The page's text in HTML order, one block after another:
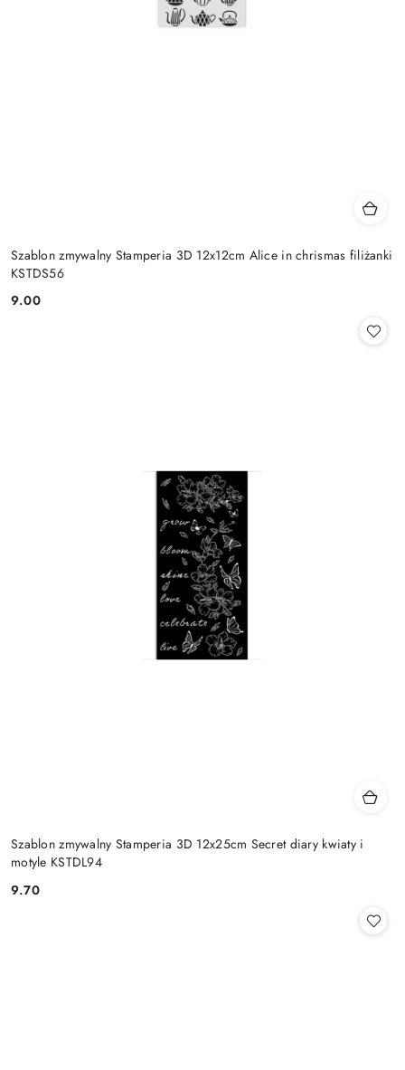
Szablon zmywalny Stamperia 3D 12x12cm Alice in chrismas filiżanki
KSTDS56
Cena:
9.00
Szablon zmywalny Stamperia 3D 12x25cm Secret diary kwiaty i
motyle KSTDL94
Cena:
9.70